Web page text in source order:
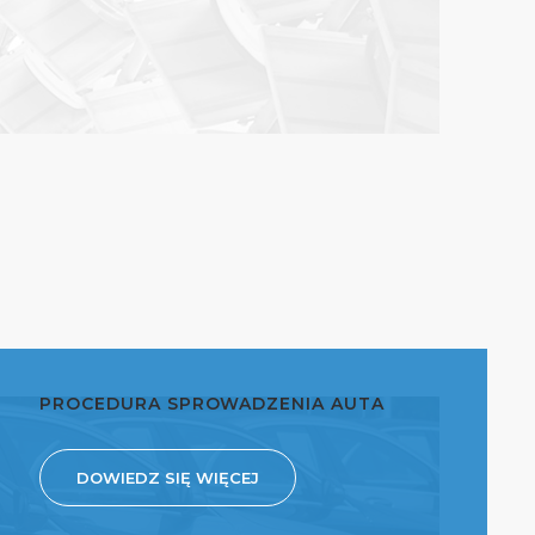
PROCEDURA SPROWADZENIA AUTA
DOWIEDZ SIĘ WIĘCEJ